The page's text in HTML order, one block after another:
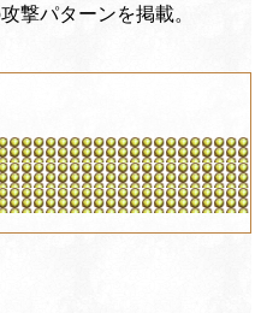
撃パターンを掲載。